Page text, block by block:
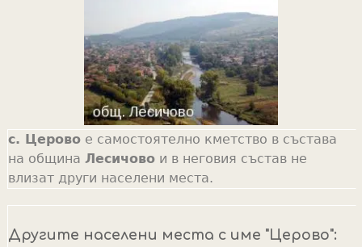
с. Церовое самостоятелно кметство в състава
на община Лесичовои в неговия състав не
влизат други населени места.
Другите населени места с име "Церово":